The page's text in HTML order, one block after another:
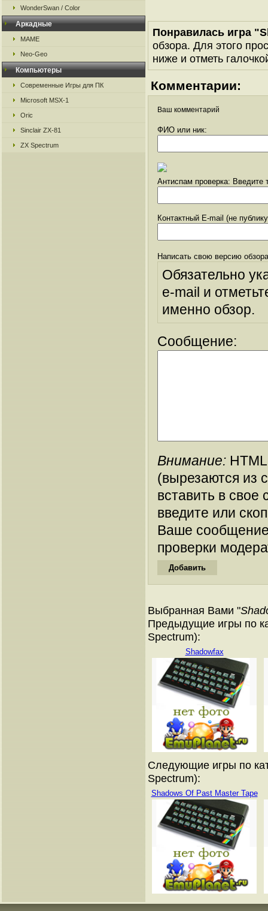
WonderSwan / Color
Аркадные
MAME
Neo-Geo
Компьютеры
Современные Игры для ПК
Microsoft MSX-1
Oric
Sinclair ZX-81
ZX Spectrum
Понравилась игра
обзора. Для этого
ниже и отметь
Комментарии:
Ваш комментарий
ФИО или ник:
Антиспам проверка: Введите
Контактный E-mail (не
Написать свою версию
Обязательно
e-mail и
именно обзор.
Сообщение:
Внимание:
(вырезаются из
вставить в
введите или
Ваше
проверки
Выбранная Вами "
Предыдущие игры по
Spectrum):
Shadowfax
Следующие игры по
Spectrum):
Shadows Of Past Master Tape